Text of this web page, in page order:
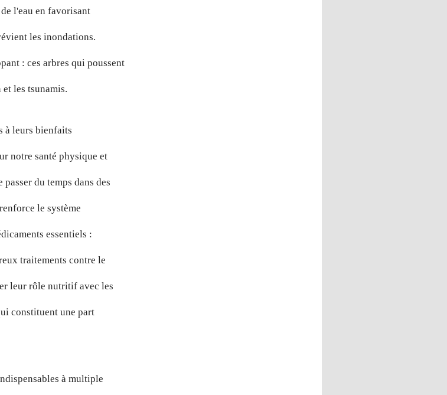
l'eau en favorisant
les inondations.
: ces arbres qui poussent
les tsunamis.
à leurs bienfaits
notre santé physique et
du temps dans des
le système
essentiels :
traitements contre le
leur rôle nutritif avec les
constituent une part
à multiple